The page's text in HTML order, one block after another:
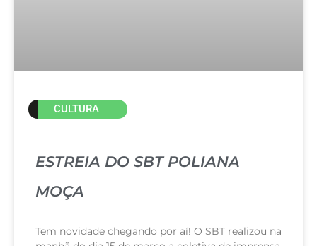
CULTURA
ESTREIA DO SBT POLIANA
MOÇA
Tem novidade chegando por aí! O SBT realizou na